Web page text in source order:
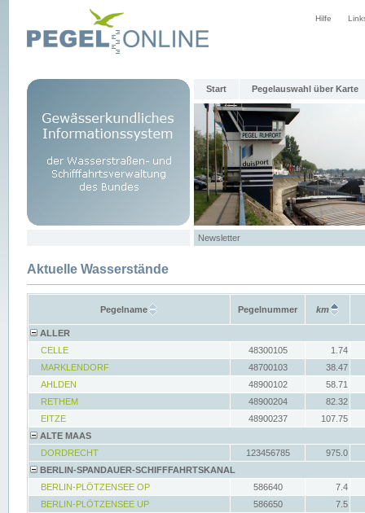
Hilfe
Start Pegelauswahl über Karte
Newsletter
Aktuelle Wasserstände
Pegelname Pegelnummer km
ALLER
CELLE
48300105
1.74
MARKLENDORF
48700103
38.47
AHLDEN
48900102
58.71
RETHEM
48900204
82.32
EITZE
48900237
107.75
ALTE MAAS
DORDRECHT
123456785
975.0
BERLIN-SPANDAUER-SCHIFFFAHRTSKANAL
BERLIN-PLÖTZENSEE OP
586640
7.4
BERLIN-PLÖTZENSEE UP
586650
7.5